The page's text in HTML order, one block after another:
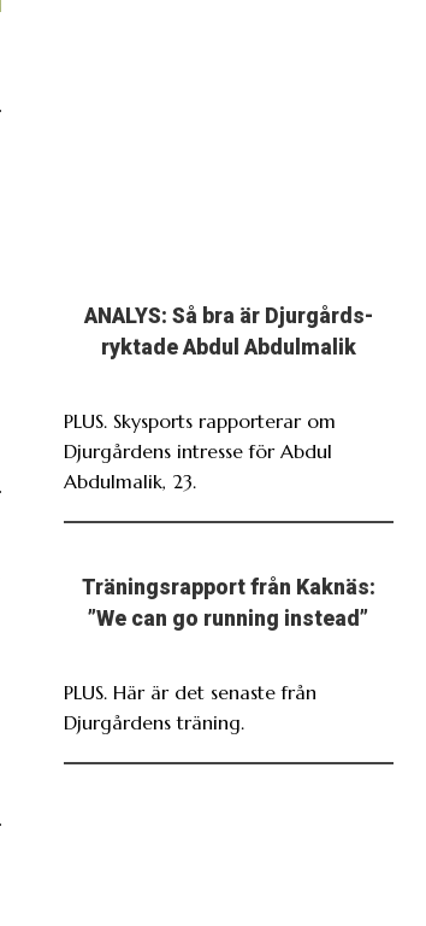
ANALYS: Så bra är Djurgårds-
ryktade Abdul Abdulmalik
PLUS. Skysports rapporterar om
Djurgårdens intresse för Abdul
Abdulmalik, 23.
Träningsrapport från Kaknäs:
”We can go running instead”
PLUS. Här är det senaste från
Djurgårdens träning.